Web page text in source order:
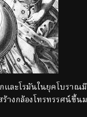
ะโรมันในยุคโบราณ
างกล้องโทรทรรศน์